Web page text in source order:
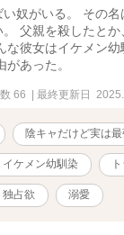
奴がいる。 その
父親を殺したと
な彼女はイケメン
あった。
66 | 最終更新日
陰キャだけど実は最
イケメン幼馴染
独占欲 溺愛